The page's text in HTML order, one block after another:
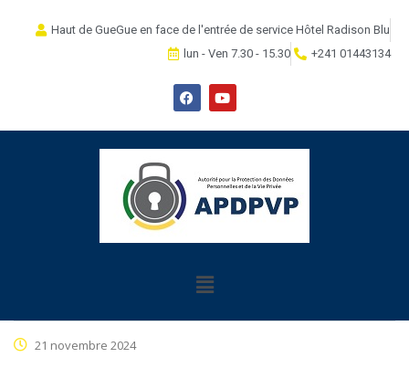
Haut de GueGue en face de l'entrée de service Hôtel Radison Blu
lun - Ven 7.30 - 15.30
+241 01443134
21 novembre 2024